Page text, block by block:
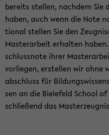
be­reits stel­len, nach­dem
haben, auch wenn die Note
tio­nal stel­len Sie den
Mas­ter­ar­beit er­hal­ten
schluss­no­te ihrer
vor­lie­gen, er­stel­len wir ohne
ab­schluss für
sen an die Bie­le­feld School
schlie­ßend das